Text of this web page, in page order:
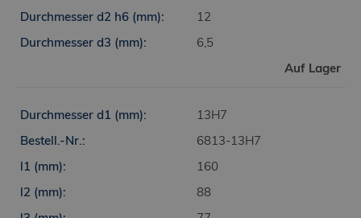
12
6,5
Auf Lager
13H7
6813-13H7
160
88
cookie návštěvníků. Je nutné, aby
fungoval správně.